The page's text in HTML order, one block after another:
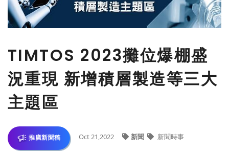
TIMTOS 2023攤位爆棚盛
況重現 新增積層製造等三大
主題區
推廣新聞稿 Oct 21,2022 新聞 新聞時事